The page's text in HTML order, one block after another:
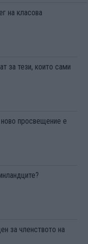
на класова
за тези, които сами
просвещение е
за членството на